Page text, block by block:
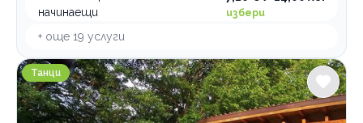
начинаещи
избери
+ още 19 услуги
Сдружение фолклорен свят Седенчица ул. Даме
Танци